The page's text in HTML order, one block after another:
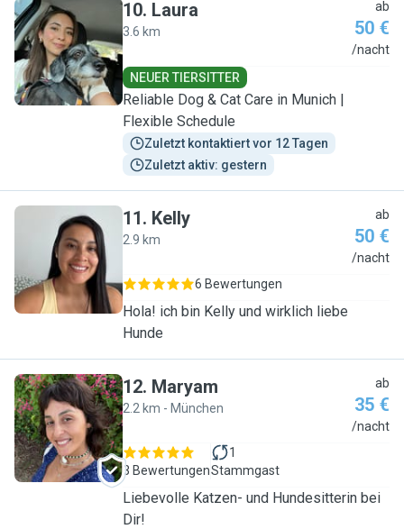
L
10. Laura
3.6 km
ab
50 €
/nacht
NEUER TIERSITTER
Reliable Dog & Cat Care in Munich |
Flexible Schedule
Zuletzt kontaktiert vor 12 Tagen
Zuletzt aktiv: gestern
K
11. Kelly
2.9 km
ab
50 €
/nacht
6 Bewertungen
Hola! ich bin Kelly und wirklich liebe
Hunde
M
12. Maryam
2.2 km - München
ab
35 €
/nacht
3 Bewertungen
1
Stammgast
Liebevolle Katzen- und Hundesitterin bei
Dir!